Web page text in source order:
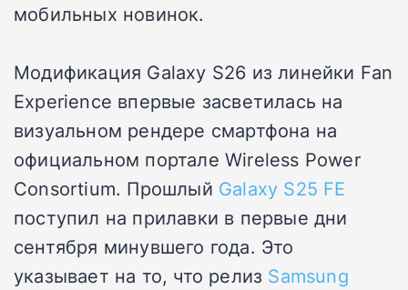
мобильных новинок.
Модификация Galaxy S26 из линейки Fan
Experience впервые засветилась на
визуальном рендере смартфона на
официальном портале Wireless Power
Consortium. Прошлый Galaxy S25 FE
поступил на прилавки в первые дни
сентября минувшего года. Это
указывает на то, что релиз Samsung